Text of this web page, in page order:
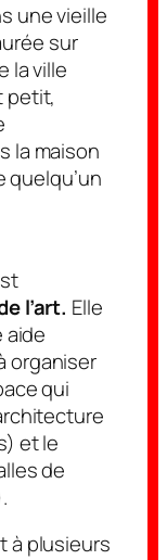
une vieille
sur
la ville
petit,
la maison
l’art. Elle
aide
organiser
qui
et le
de
à plusieurs